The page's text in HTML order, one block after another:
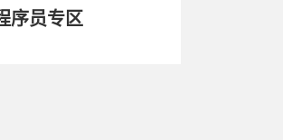
序员专区